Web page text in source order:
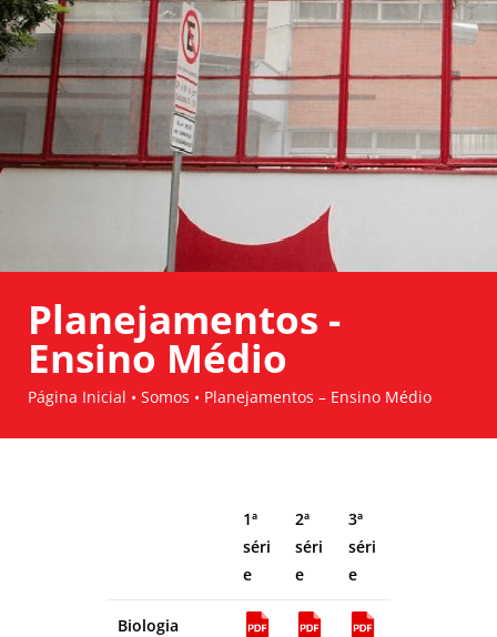
Planejamentos -
Ensino Médio
Página Inicial • Somos • Planejamentos – Ensino Médio
1ª
séri
e
2ª
séri
e
3ª
séri
e
Biologia